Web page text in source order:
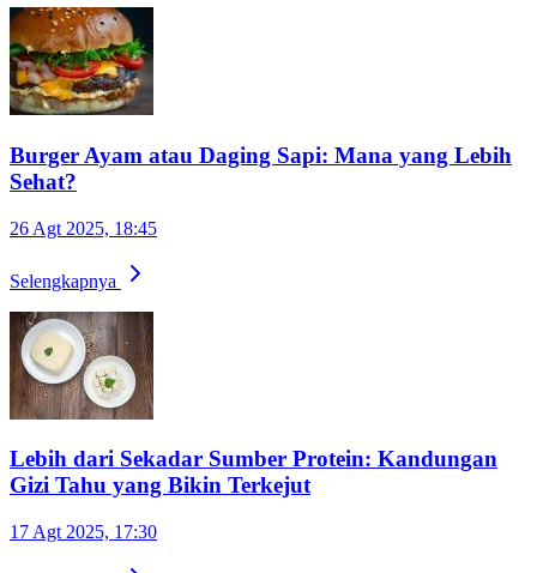
Burger Ayam atau Daging Sapi: Mana yang Lebih
Sehat?
26 Agt 2025, 18:45
Selengkapnya
Lebih dari Sekadar Sumber Protein: Kandungan
Gizi Tahu yang Bikin Terkejut
17 Agt 2025, 17:30